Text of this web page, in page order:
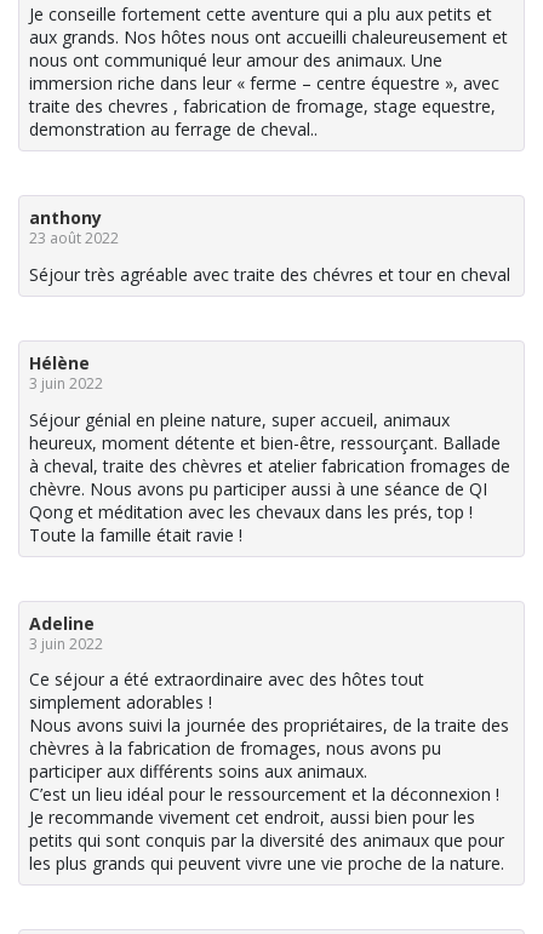
Je conseille fortement cette aventure qui a plu aux petits et
aux grands. Nos hôtes nous ont accueilli chaleureusement et
nous ont communiqué leur amour des animaux. Une
immersion riche dans leur « ferme – centre équestre », avec
traite des chevres , fabrication de fromage, stage equestre,
demonstration au ferrage de cheval..
anthony
23 août 2022
Séjour très agréable avec traite des chévres et tour en cheval
Hélène
3 juin 2022
Séjour génial en pleine nature, super accueil, animaux
heureux, moment détente et bien-être, ressourçant. Ballade
à cheval, traite des chèvres et atelier fabrication fromages de
chèvre. Nous avons pu participer aussi à une séance de QI
Qong et méditation avec les chevaux dans les prés, top !
Toute la famille était ravie !
Adeline
3 juin 2022
Ce séjour a été extraordinaire avec des hôtes tout
simplement adorables !
Nous avons suivi la journée des propriétaires, de la traite des
chèvres à la fabrication de fromages, nous avons pu
participer aux différents soins aux animaux.
C’est un lieu idéal pour le ressourcement et la déconnexion !
Je recommande vivement cet endroit, aussi bien pour les
petits qui sont conquis par la diversité des animaux que pour
les plus grands qui peuvent vivre une vie proche de la nature.